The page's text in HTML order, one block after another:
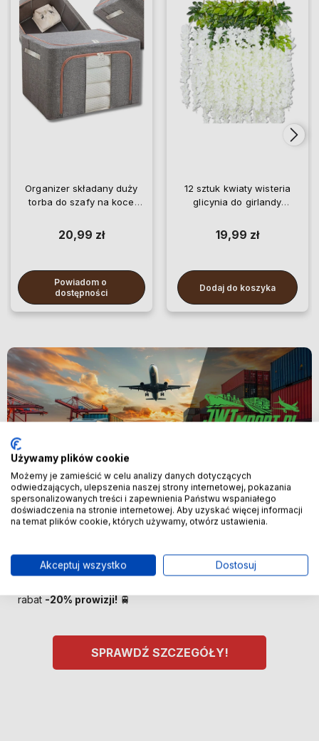
Organizer składany duży
torba do szafy na koce
20,99 zł
Powiadom o
dostępności
12 sztuk kwiaty wisteria
glicynia do girlandy
19,99 zł
Dodaj do koszyka
Nowość
🚢 Bezpośredni import z Chin –
rabat -20% prowizji! 🚆
SPRAWDŹ SZCZEGÓŁY!
Używamy plików cookie
Możemy je zamieścić w celu analizy danych dotyczących
odwiedzających, ulepszenia naszej strony internetowej, pokazania
spersonalizowanych treści i zapewnienia Państwu wspaniałego
doświadczenia na stronie internetowej. Aby uzyskać więcej informacji
na temat plików cookie, których używamy, otwórz ustawienia.
Akceptuj wszystko Dostosuj